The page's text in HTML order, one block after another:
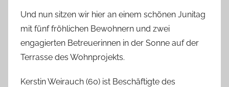
Und nun sitzen wir hier an einem schönen Junitag
mit fünf fröhlichen Bewohnern und zwei
engagierten Betreuerinnen in der Sonne auf der
Terrasse des Wohnprojekts.
Kerstin Weirauch (60) ist Beschäftigte des